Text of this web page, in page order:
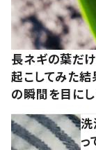
長ネギの葉だ
起こしてみた
の瞬間を目にし
洗
っ